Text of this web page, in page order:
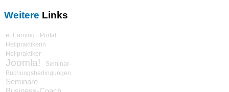
Weitere Links
eLEarning
Portal
Heilpraktikerin
Heilpraktiker
Joomla!
Seminar-
Buchungsbedingungen
Seminare